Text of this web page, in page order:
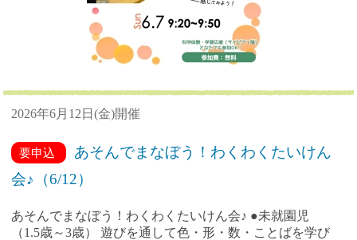
2026年6月12日(金)開催
要申込
あそんでまなぼう！わくわくたいけん
会♪（6/12）
あそんでまなぼう！わくわくたいけん会♪ ●未就園児
（1.5歳～3歳） 遊びを通して色・形・数・ことばを学び